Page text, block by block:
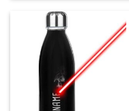
Schmetterling,…